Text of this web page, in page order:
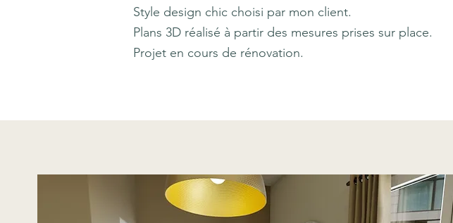
Style design chic choisi par mon client.
Plans 3D réalisé à partir des mesures prises sur place.
Projet en cours de rénovation.